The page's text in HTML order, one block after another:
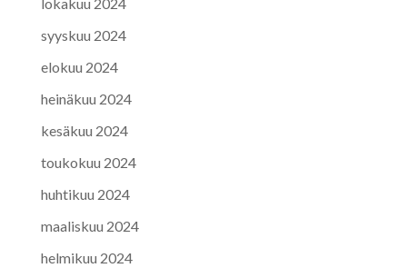
lokakuu 2024
syyskuu 2024
elokuu 2024
heinäkuu 2024
kesäkuu 2024
toukokuu 2024
huhtikuu 2024
maaliskuu 2024
helmikuu 2024